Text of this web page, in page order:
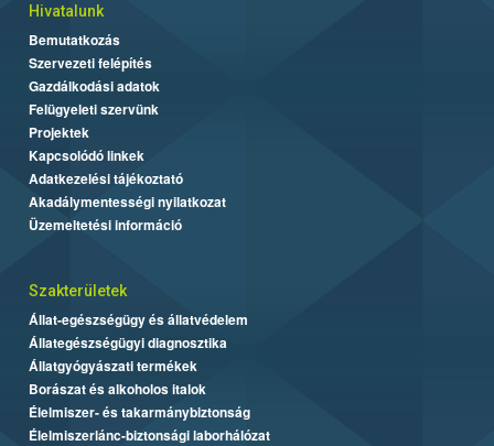
Hivatalunk
Bemutatkozás
Szervezeti felépítés
Gazdálkodási adatok
Felügyeleti szervünk
Projektek
Kapcsolódó linkek
Adatkezelési tájékoztató
Akadálymentességi nyilatkozat
Üzemeltetési információ
Szakterületek
Állat-egészségügy és állatvédelem
Állategészségügyi diagnosztika
Állatgyógyászati termékek
Borászat és alkoholos italok
Élelmiszer- és takarmánybiztonság
Élelmiszerlánc-biztonsági laborhálózat